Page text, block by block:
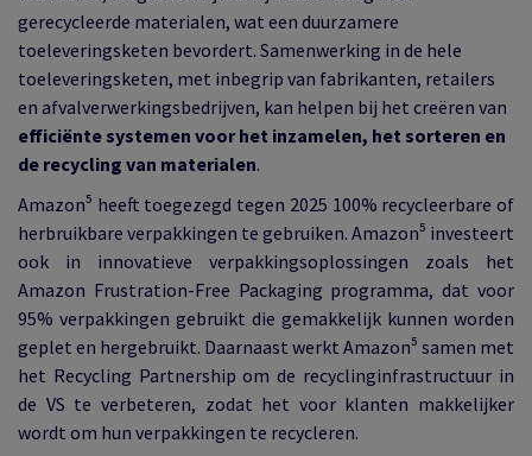
gerecycleerde materialen, wat een duurzamere
toeleveringsketen bevordert. Samenwerking in de hele
toeleveringsketen, met inbegrip van fabrikanten, retailers
en afvalverwerkingsbedrijven, kan helpen bij het creëren van
efficiënte systemen voor het inzamelen, het sorteren en
de recycling van materialen.
Amazon⁵ heeft toegezegd tegen 2025 100% recycleerbare of
herbruikbare verpakkingen te gebruiken. Amazon⁵ investeert
ook in innovatieve verpakkingsoplossingen zoals het
Amazon Frustration-Free Packaging programma, dat voor
95% verpakkingen gebruikt die gemakkelijk kunnen worden
geplet en hergebruikt. Daarnaast werkt Amazon⁵ samen met
het Recycling Partnership om de recyclinginfrastructuur in
de VS te verbeteren, zodat het voor klanten makkelijker
wordt om hun verpakkingen te recycleren.